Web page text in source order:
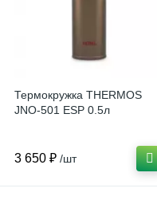
Термокружка THERMOS
JNO-501 ESP 0.5л
3 650 ₽ /шт